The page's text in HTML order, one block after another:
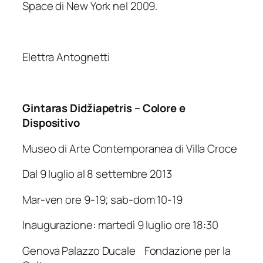
Space di New York nel 2009.
Elettra Antognetti
Gintaras Didžiapetris– Colore e
Dispositivo
Museo di Arte Contemporanea di Villa Croce
Dal 9 luglio al 8 settembre 2013
Mar-ven ore 9-19; sab-dom 10-19
Inaugurazione: martedì 9 luglio ore 18:30
Genova Palazzo Ducale Fondazione per la